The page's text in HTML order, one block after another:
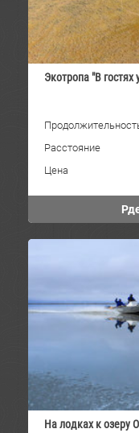
Экотропа "В гостях
Расстояние
Цена
На лодках к озеру